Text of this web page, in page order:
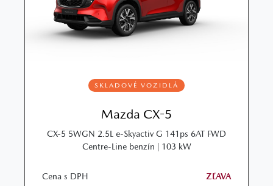
SKLADOVÉ VOZIDLÁ
Mazda CX-5
CX‑5 5WGN 2.5L e‑Skyactiv G 141ps 6AT FWD
Centre‑Line benzín | 103 kW
Cena s DPH ZĽAVA